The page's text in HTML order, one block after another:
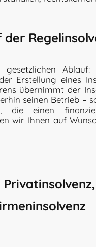
der
gesetzlichen
Erstellung eines
übernimmt der
seinen Betrieb –
die einen
wir Ihnen auf